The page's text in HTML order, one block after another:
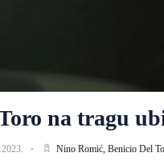
na tragu
Nino Romić, Benicio Del